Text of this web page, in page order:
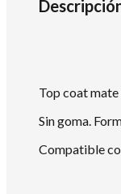
Top coat
Sin goma.
Compatible